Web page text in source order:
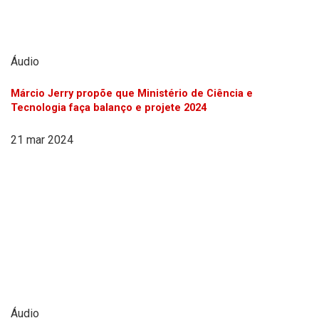
Áudio
Márcio Jerry propõe que Ministério de Ciência e
Tecnologia faça balanço e projete 2024
21 mar 2024
Áudio